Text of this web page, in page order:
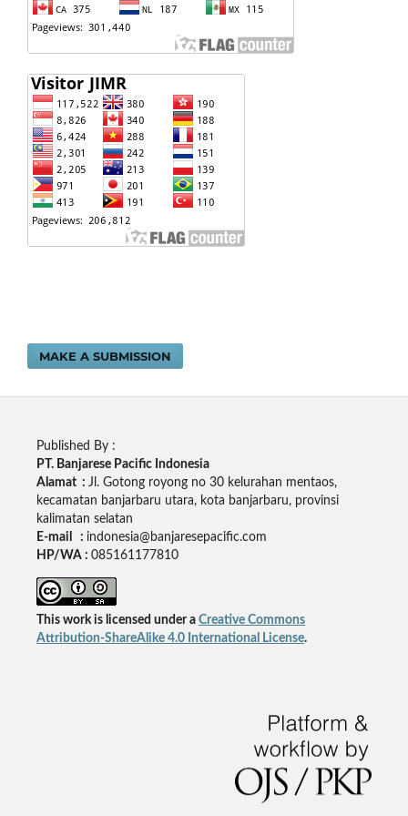
MAKE A SUBMISSION
Published By :
PT. Banjarese Pacific Indonesia
Alamat : Jl. Gotong royong no 30 kelurahan mentaos,
kecamatan banjarbaru utara, kota banjarbaru, provinsi
kalimatan selatan
E-mail : indonesia@banjaresepacific.com
HP/WA : 085161177810
This work is licensed under a Creative Commons
Attribution-ShareAlike 4.0 International License.